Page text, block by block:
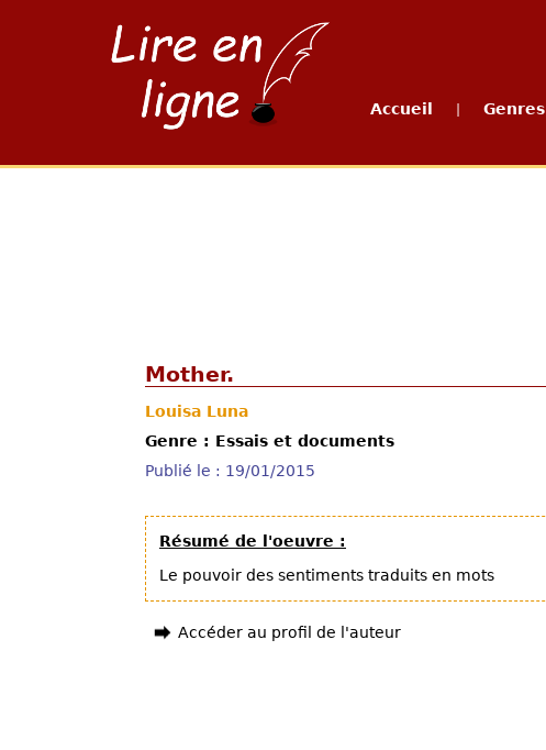
Accueil Genres
Mother.
Louisa Luna
Genre : Essais et documents
Publié le : 19/01/2015
Résumé de l'oeuvre :
Le pouvoir des sentiments traduits en mots
Accéder au profil de l'auteur